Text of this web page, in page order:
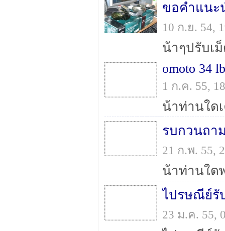
ขอคำแนะ
10 ก.ย. 54,
omoto 34
1 ก.ค. 55,
รบกวนถา
21 ก.พ. 55,
ไปรษณีย์รั
23 ม.ค. 55,